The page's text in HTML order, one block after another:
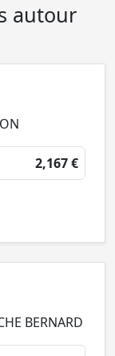
autour
2,167 €
BERNARD